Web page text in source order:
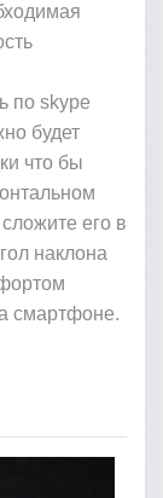
по skype
будет
что бы
его в
наклона
смартфоне.